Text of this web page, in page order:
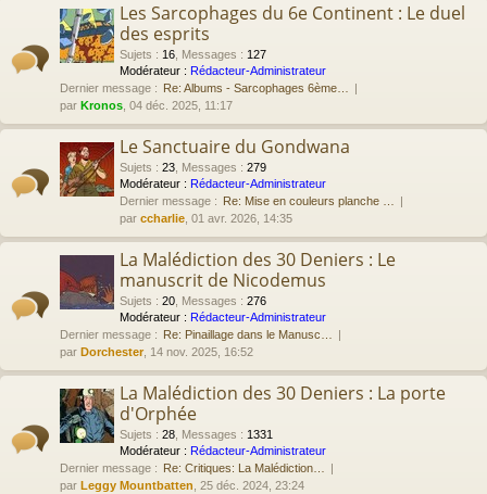
Les Sarcophages du 6e Continent : Le duel
des esprits
Sujets : 16 Messages : 127
Modérateur : Rédacteur-Administrateur
Dernier message : Re: Albums - Sarcophages 6ème…
par Kronos , 04 déc. 2025, 11:17
Le Sanctuaire du Gondwana
Sujets : 23 Messages : 279
Modérateur : Rédacteur-Administrateur
Dernier message : Re: Mise en couleurs planche …
par ccharlie , 01 avr. 2026, 14:35
La Malédiction des 30 Deniers : Le
manuscrit de Nicodemus
Sujets : 20 Messages : 276
Modérateur : Rédacteur-Administrateur
Dernier message : Re: Pinaillage dans le Manusc…
par Dorchester , 14 nov. 2025, 16:52
La Malédiction des 30 Deniers : La porte
d'Orphée
Sujets : 28 Messages : 1331
Modérateur : Rédacteur-Administrateur
Dernier message : Re: Critiques: La Malédiction…
par Leggy Mountbatten , 25 déc. 2024, 23:24